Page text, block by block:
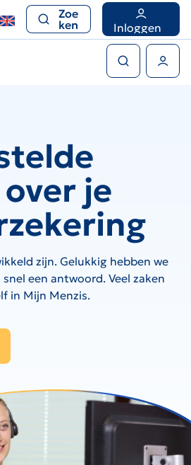
Zoe
ken
Inloggen
je
zijn. Gelukkig hebben we
een antwoord. Veel zaken
in Mijn Menzis.